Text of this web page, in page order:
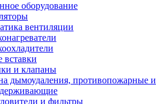
оборудование
вентиляции
вставки
и клапаны
дымоудаления, противопожарные и
и фильтры